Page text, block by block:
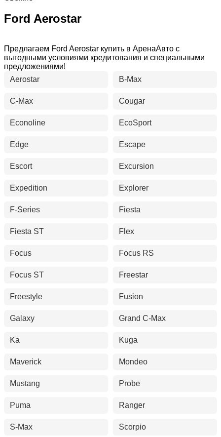
Ford Aerostar
Предлагаем Ford Aerostar купить в АренаАвто с
выгодными условиями кредитования и специальными
предложениями!
Aerostar
B-Max
C-Max Cougar
Econoline EcoSport
Edge Escape
Escort Excursion
Expedition Explorer
F-Series Fiesta
Fiesta ST Flex
Focus Focus RS
Focus ST Freestar
Freestyle Fusion
Galaxy Grand C-Max
Ka Kuga
Maverick Mondeo
Mustang Probe
Puma Ranger
S-Max Scorpio